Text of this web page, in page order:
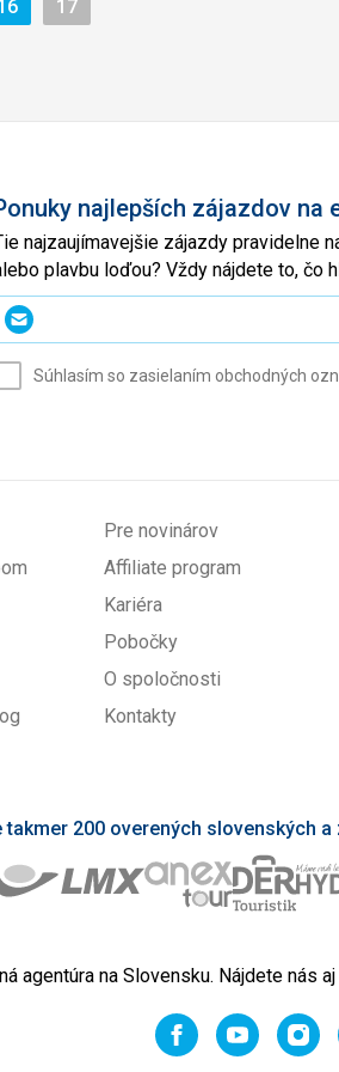
Stránka
17
najlepších zájazdov na
najzaujímavejšie zájazdy pravidelne
plavbu loďou? Vždy nájdete to, čo
Zadajte
svoj
Súhlasím so zasielaním obchodných
Pre novinárov
Affiliate program
Kariéra
Pobočky
O spoločnosti
Kontakty
takmer 200 overených slovenských
agentúra na Slovensku. Nájdete nás aj
FacebookYouTube